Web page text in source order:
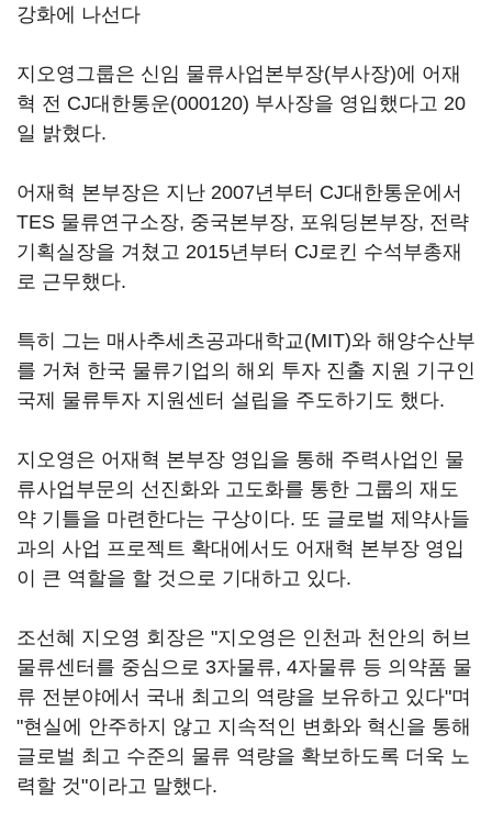
강화에 나선다
지오영그룹은 신임 물류사업본부장(부사장)에 어재
혁 전 CJ대한통운(000120) 부사장을 영입했다고 20
일 밝혔다.
어재혁 본부장은 지난 2007년부터 CJ대한통운에서
TES 물류연구소장, 중국본부장, 포워딩본부장, 전략
기획실장을 겨쳤고 2015년부터 CJ로킨 수석부총재
로 근무했다.
특히 그는 매사추세츠공과대학교(MIT)와 해양수산부
를 거쳐 한국 물류기업의 해외 투자 진출 지원 기구인
국제 물류투자 지원센터 설립을 주도하기도 했다.
지오영은 어재혁 본부장 영입을 통해 주력사업인 물
류사업부문의 선진화와 고도화를 통한 그룹의 재도
약 기틀을 마련한다는 구상이다. 또 글로벌 제약사들
과의 사업 프로젝트 확대에서도 어재혁 본부장 영입
이 큰 역할을 할 것으로 기대하고 있다.
조선혜 지오영 회장은 "지오영은 인천과 천안의 허브
물류센터를 중심으로 3자물류, 4자물류 등 의약품 물
류 전분야에서 국내 최고의 역량을 보유하고 있다"며
"현실에 안주하지 않고 지속적인 변화와 혁신을 통해
글로벌 최고 수준의 물류 역량을 확보하도록 더욱 노
력할 것"이라고 말했다.